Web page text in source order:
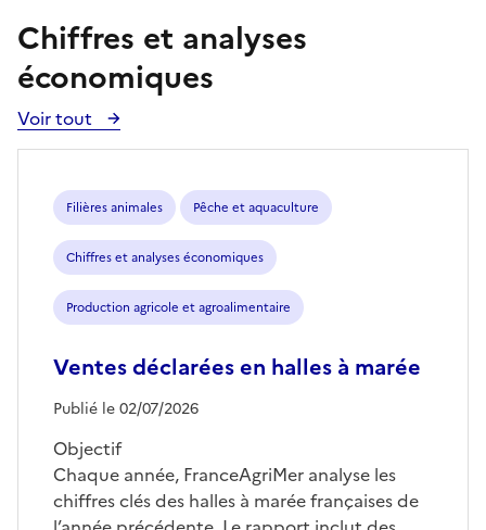
Chiffres et analyses
économiques
Voir tout
Voir
toutes
publications
Filières animales Pêche et aquaculture
Chiffres et analyses économiques
Production agricole et agroalimentaire
Ventes déclarées en halles à marée
Publié le 02/07/2026
Objectif
Chaque année, FranceAgriMer analyse les
chiffres clés des halles à marée françaises de